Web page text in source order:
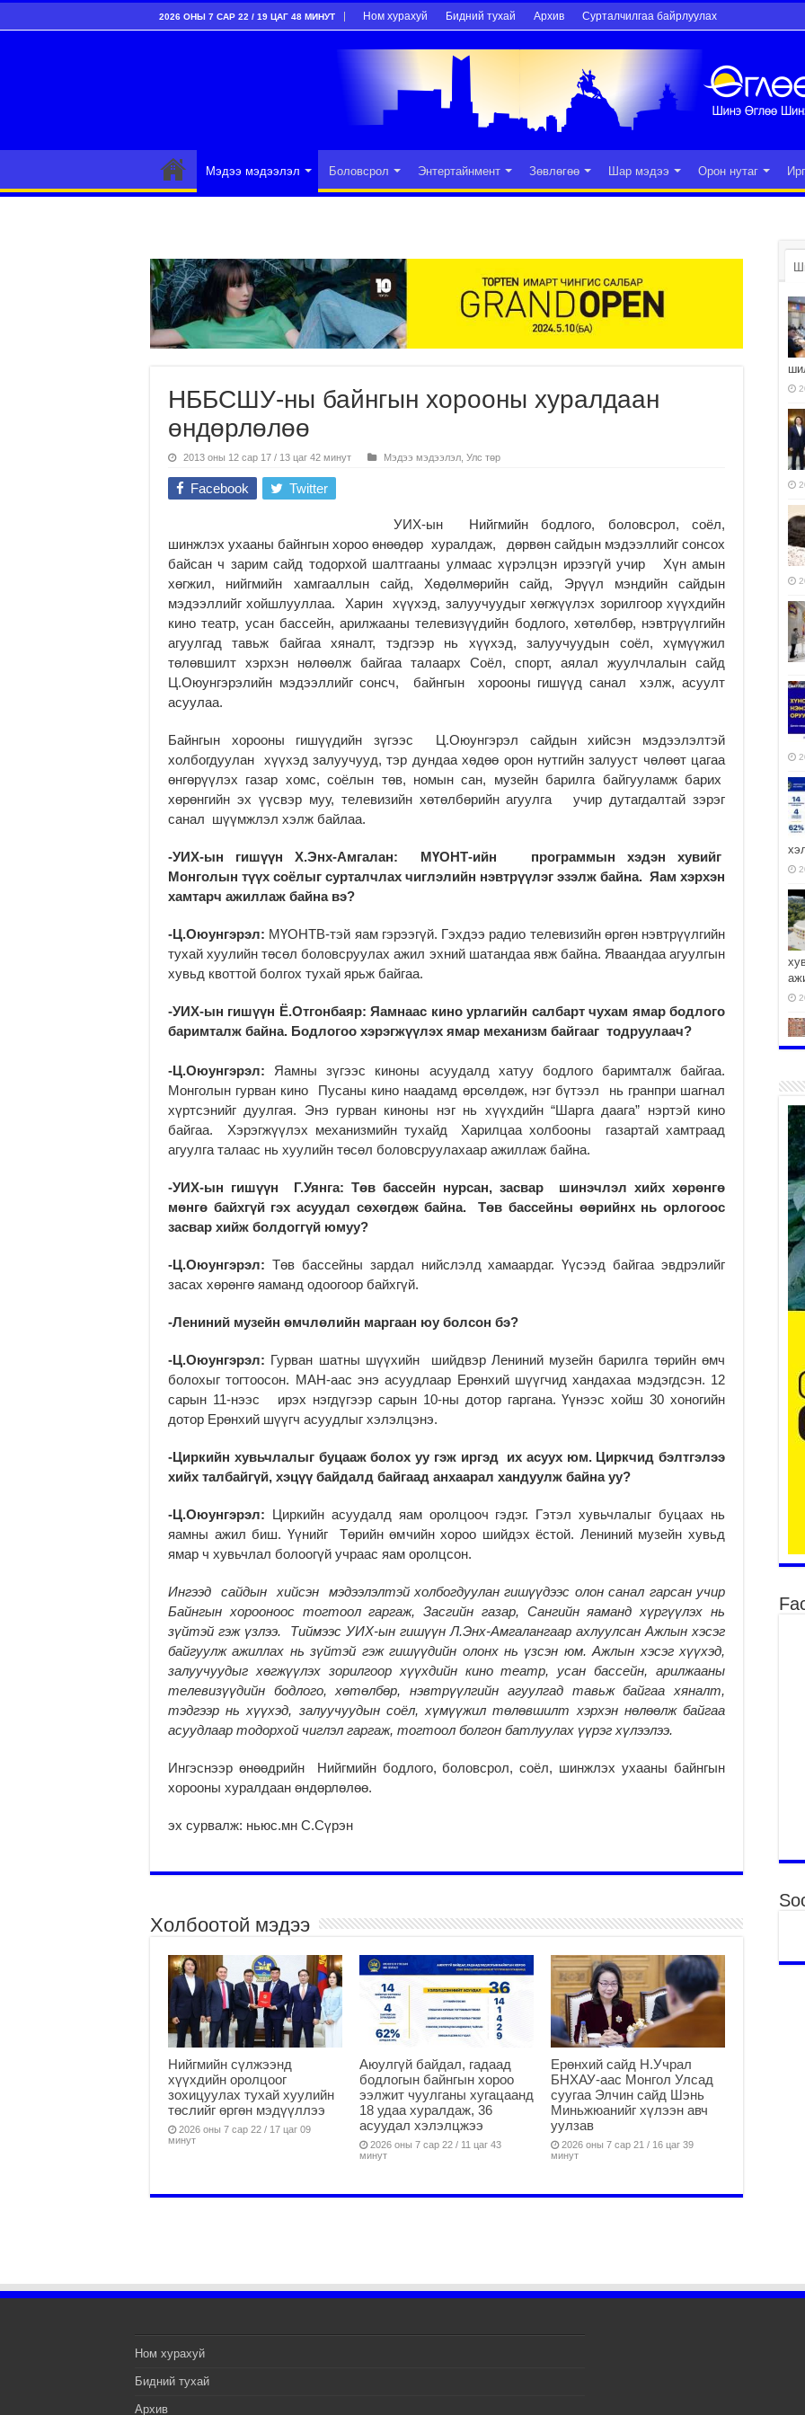
2026 ОНЫ 7 САР 22 / 19 ЦАГ 48 МИНУТ Ном хурахуй Бидний тухай Архив Сурталчилгаа байрлуулах
Мэдээ мэдээлэл Боловсрол Энтертайнмент Зөвлөгөө Шар мэдээ Орон нутаг
НББСШУ-ны байнгын хорооны хуралдаан
өндөрлөлөө
2013 оны 12 сар 17 / 13 цаг 42 минут Мэдээ мэдээлэл Улс төр
Facebook Twitter
УИХ-ын Нийгмийн бодлого, боловсрол, соёл,
шинжлэх ухааны байнгын хороо өнөөдөр хуралдаж, дөрвөн сайдын мэдээллийг сонсох
байсан ч зарим сайд тодорхой шалтгааны улмаас хүрэлцэн ирээгүй учир Хүн амын
хөгжил, нийгмийн хамгааллын сайд, Хөдөлмөрийн сайд, Эрүүл мэндийн сайдын
мэдээллийг хойшлууллаа. Харин хүүхэд, залуучуудыг хөгжүүлэх зорилгоор хүүхдийн
кино театр, усан бассейн, арилжааны телевизүүдийн бодлого, хөтөлбөр, нэвтрүүлгийн
агуулгад тавьж байгаа хяналт, тэдгээр нь хүүхэд, залуучуудын соёл, хүмүүжил
төлөвшилт хэрхэн нөлөөлж байгаа талаарх Соёл, спорт, аялал жуулчлалын сайд
Ц.Оюунгэрэлийн мэдээллийг сонсч, байнгын хорооны гишүүд санал хэлж, асуулт
асуулаа.
Байнгын хорооны гишүүдийн зүгээс Ц.Оюунгэрэл сайдын хийсэн мэдээлэлтэй
холбогдуулан хүүхэд залуучууд, тэр дундаа хөдөө орон нутгийн залууст чөлөөт цагаа
өнгөрүүлэх газар хомс, соёлын төв, номын сан, музейн барилга байгууламж барих
хөрөнгийн эх үүсвэр муу, телевизийн хөтөлбөрийн агуулга учир дутагдалтай зэрэг
санал шүүмжлэл хэлж байлаа.
-УИХ-ын гишүүн Х.Энх-Амгалан: МҮОНТ-ийн программын хэдэн хувийг
Монголын түүх соёлыг сурталчлах чиглэлийн нэвтрүүлэг эзэлж байна. Яам хэрхэн
хамтарч ажиллаж байна вэ?
-Ц.Оюунгэрэл: МҮОНТВ-тэй яам гэрээгүй. Гэхдээ радио телевизийн өргөн нэвтрүүлгийн
тухай хуулийн төсөл боловсруулах ажил эхний шатандаа явж байна. Яваандаа агуулгын
хувьд квоттой болгох тухай ярьж байгаа.
-УИХ-ын гишүүн Ё.Отгонбаяр: Яамнаас кино урлагийн салбарт чухам ямар бодлого
баримталж байна. Бодлогоо хэрэгжүүлэх ямар механизм байгааг тодруулаач?
-Ц.Оюунгэрэл: Яамны зүгээс киноны асуудалд хатуу бодлого баримталж байгаа.
Монголын гурван кино Пусаны кино наадамд өрсөлдөж, нэг бүтээл нь гранпри шагнал
хүртсэнийг дуулгая. Энэ гурван киноны нэг нь хүүхдийн “Шарга даага” нэртэй кино
байгаа. Хэрэгжүүлэх механизмийн тухайд Харилцаа холбооны газартай хамтраад
агуулга талаас нь хуулийн төсөл боловсруулахаар ажиллаж байна.
-УИХ-ын гишүүн Г.Уянга: Төв бассейн нурсан, засвар шинэчлэл хийх хөрөнгө
мөнгө байхгүй гэх асуудал сөхөгдөж байна. Төв бассейны өөрийнх нь орлогоос
засвар хийж болдоггүй юмуу?
-Ц.Оюунгэрэл: Төв бассейны зардал нийслэлд хамаардаг. Үүсээд байгаа эвдрэлийг
засах хөрөнгө яаманд одоогоор байхгүй.
-Лениний музейн өмчлөлийн маргаан юу болсон бэ?
-Ц.Оюунгэрэл: Гурван шатны шүүхийн шийдвэр Лениний музейн барилга төрийн өмч
болохыг тогтоосон. МАН-аас энэ асуудлаар Ерөнхий шүүгчид хандахаа мэдэгдсэн. 12
сарын 11-нээс ирэх нэгдүгээр сарын 10-ны дотор гаргана. Үүнээс хойш 30 хоногийн
дотор Ерөнхий шүүгч асуудлыг хэлэлцэнэ.
-Циркийн хувьчлалыг буцааж болох уу гэж иргэд их асуух юм. Циркчид бэлтгэлээ
хийх талбайгүй, хэцүү байдалд байгаад анхаарал хандуулж байна уу?
-Ц.Оюунгэрэл: Циркийн асуудалд яам оролцооч гэдэг. Гэтэл хувьчлалыг буцаах нь
яамны ажил биш. Үүнийг Төрийн өмчийн хороо шийдэх ёстой. Лениний музейн хувьд
ямар ч хувьчлал болоогүй учраас яам оролцсон.
Ингээд сайдын хийсэн мэдээлэлтэй холбогдуулан гишүүдээс олон санал гарсан учир
Байнгын хорооноос тогтоол гаргаж, Засгийн газар, Сангийн яаманд хүргүүлэх нь
зүйтэй гэж үзлээ. Тиймээс УИХ-ын гишүүн Л.Энх-Амгалангаар ахлуулсан Ажлын хэсэг
байгуулж ажиллах нь зүйтэй гэж гишүүдийн олонх нь үзсэн юм. Ажлын хэсэг хүүхэд,
залуучуудыг хөгжүүлэх зорилгоор хүүхдийн кино театр, усан бассейн, арилжааны
телевизүүдийн бодлого, хөтөлбөр, нэвтрүүлгийн агуулгад тавьж байгаа хяналт,
тэдгээр нь хүүхэд, залуучуудын соёл, хүмүүжил төлөвшилт хэрхэн нөлөөлж байгаа
асуудлаар тодорхой чиглэл гаргаж, тогтоол болгон батлуулах үүрэг хүлээлээ.
Ингэснээр өнөөдрийн Нийгмийн бодлого, боловсрол, соёл, шинжлэх ухааны байнгын
хорооны хуралдаан өндөрлөлөө.
эх сурвалж: ньюс.мн С.Сүрэн
Холбоотой мэдээ
Нийгмийн сүлжээнд
хүүхдийн оролцоог
зохицуулах тухай хуулийн
төслийг өргөн мэдүүллээ
2026 оны 7 сар 22 / 17 цаг 09
минут
Аюулгүй байдал, гадаад
бодлогын байнгын хороо
ээлжит чуулганы хугацаанд
18 удаа хуралдаж, 36
асуудал хэлэлцжээ
2026 оны 7 сар 22 / 11 цаг 43
минут
Ерөнхий сайд Н.Учрал
БНХАУ-аас Монгол Улсад
суугаа Элчин сайд Шэнь
Миньжюанийг хүлээн авч
уулзав
2026 оны 7 сар 21 / 16 цаг 39
минут
Ном хурахуй
Бидний тухай
Архив